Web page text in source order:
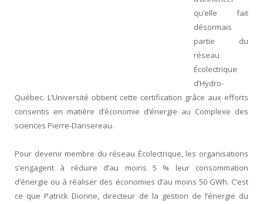
qu’elle fait
désormais
partie du
réseau
Écolectrique
d’Hydro-
Québec. L’Université obtient cette certification grâce aux efforts
consentis en matière d’économie d’énergie au Complexe des
sciences Pierre-Dansereau.
Pour devenir membre du réseau Écolectrique, les organisations
s’engagent à réduire d’au moins 5 % leur consommation
d’énergie ou à réaliser des économies d’au moins 50 GWh. C’est
ce que Patrick Dionne, directeur de la gestion de l’énergie du